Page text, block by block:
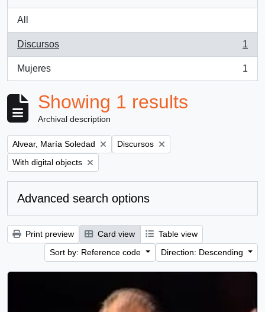
All
Discursos
, 1 results
1
Mujeres
, 1 results
1
Showing 1 results
Archival description
Remove filter:
Alvear, María Soledad Remove filter:
Discursos
Remove filter:
With digital objects
Advanced search options
Print preview Card view
Table view
Sort by: Reference code
Direction: Descending